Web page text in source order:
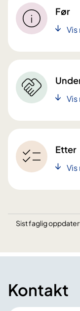
Før
Vis
Vis
Etter
Vis
Sist faglig
Kontakt